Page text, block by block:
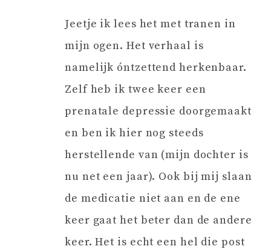
Jeetje ik lees het met tranen in
mijn ogen. Het verhaal is
namelijk óntzettend herkenbaar.
Zelf heb ik twee keer een
prenatale depressie doorgemaakt
en ben ik hier nog steeds
herstellende van (mijn dochter is
nu net een jaar). Ook bij mij slaan
de medicatie niet aan en de ene
keer gaat het beter dan de andere
keer. Het is echt een hel die post